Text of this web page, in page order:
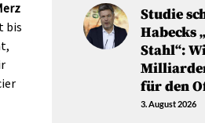
bis
Studie
Habecks
Stahl“:
für den
3. August 2026